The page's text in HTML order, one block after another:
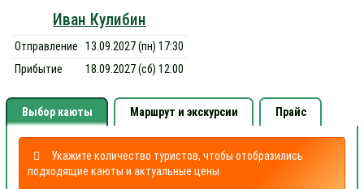
Иван Кулибин
Отправление
13.09.2027 (пн) 17:30
Прибытие
18.09.2027 (сб) 12:00
Выбор каюты Маршрут и экскурсии Прайс
Укажите количество туристов, чтобы отобразились
подходящие каюты и актуальные цены